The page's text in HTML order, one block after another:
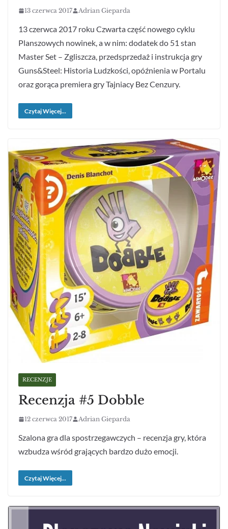
13 czerwca 2017 Adrian Gieparda
13 czerwca 2017 roku Czwarta część nowego cyklu
Planszowych nowinek, a w nim: dodatek do 51 stan
Master Set – Zgliszcza, przedsprzedaż i instrukcja gry
Guns&Steel: Historia Ludzkości, opóźnienia w Portalu
oraz gorąca premiera gry Tajniacy Bez Cenzury.
Czytaj Więcej...
RECENZJE
Recenzja #5 Dobble
12 czerwca 2017 Adrian Gieparda
Szalona gra dla spostrzegawczych – recenzja gry, która
wzbudza wśród grających bardzo dużo emocji.
Czytaj Więcej...